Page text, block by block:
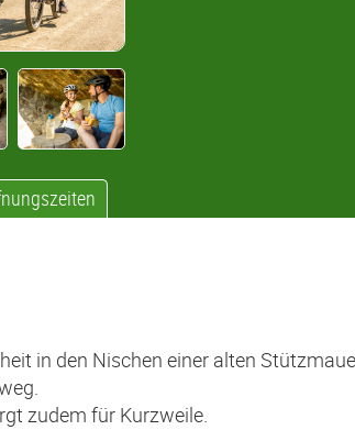
in den Nischen einer alten
zudem für Kurzweile.